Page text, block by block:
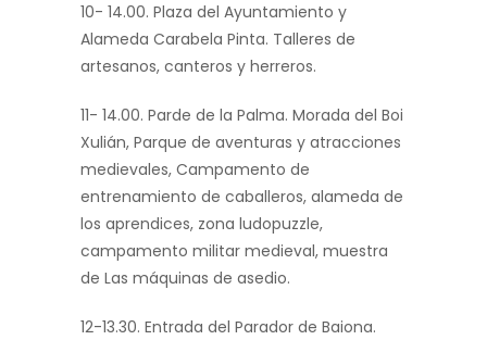
10- 14.00. Plaza del Ayuntamiento y
Alameda Carabela Pinta. Talleres de
artesanos, canteros y herreros.
11- 14.00. Parde de la Palma. Morada del Boi
Xulián, Parque de aventuras y atracciones
medievales, Campamento de
entrenamiento de caballeros, alameda de
los aprendices, zona ludopuzzle,
campamento militar medieval, muestra
de Las máquinas de asedio.
12-13.30. Entrada del Parador de Baiona.